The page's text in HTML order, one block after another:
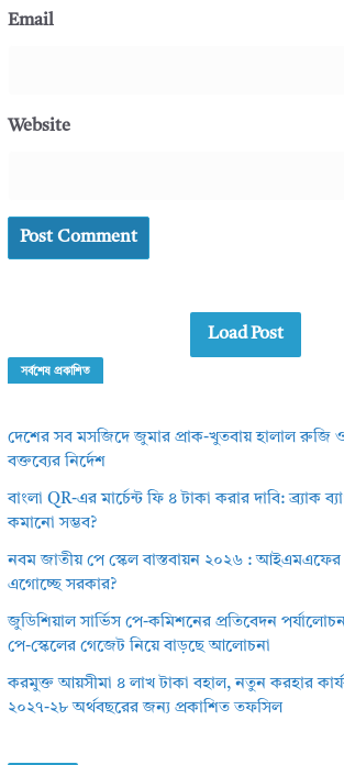
Email
Website
Load Post
সর্বশেষ প্রকাশিত
দেশের সব মসজিদে জুমার প্রাক-খুতবায় হালাল রুজি ও
বক্তব্যের নির্দেশ
বাংলা QR-এর মার্চেন্ট ফি ৪ টাকা করার দাবি: ব্র্যাক
কমানো সম্ভব?
নবম জাতীয় পে স্কেল বাস্তবায়ন ২০২৬ : আইএমএফের
এগোচ্ছে সরকার?
জুডিশিয়াল সার্ভিস পে-কমিশনের প্রতিবেদন
পে-স্কেলের গেজেট নিয়ে বাড়ছে আলোচনা
করমুক্ত আয়সীমা ৪ লাখ টাকা বহাল, নতুন করহার
২০২৭-২৮ অর্থবছরের জন্য প্রকাশিত তফসিল